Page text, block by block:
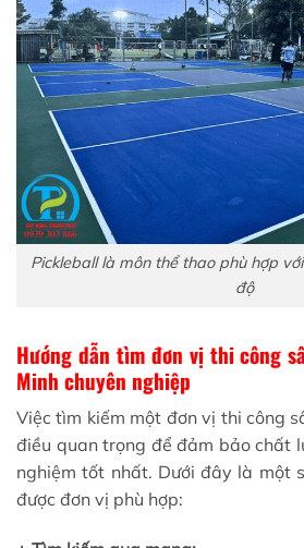
Pickleball là môn thể thao phù hợp
độ
Hướng dẫn tìm đơn vị thi công
Minh chuyên nghiệp
Việc tìm kiếm một đơn vị thi công
điều quan trọng để đảm bảo chất
nghiệm tốt nhất. Dưới đây là một
được đơn vị phù hợp: